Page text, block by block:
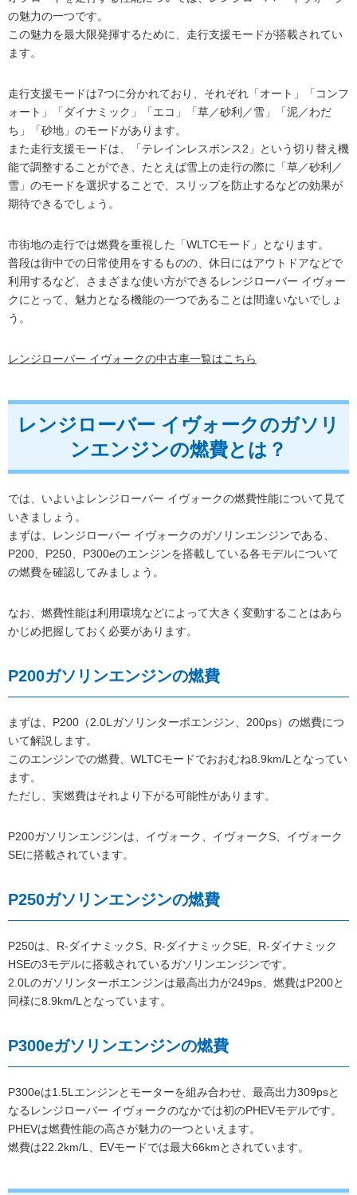
の魅力の一つです。
この魅力を最大限発揮するために、走行支援モードが搭載されてい
ます。
走行支援モードは7つに分かれており、それぞれ「オート」「コンフ
ォート」「ダイナミック」「エコ」「草／砂利／雪」「泥／わだ
ち」「砂地」のモードがあります。
また走行支援モードは、「テレインレスポンス2」という切り替え機
能で調整することができ、たとえば雪上の走行の際に「草／砂利／
雪」のモードを選択することで、スリップを防止するなどの効果が
期待できるでしょう。
市街地の走行では燃費を重視した「WLTCモード」となります。
普段は街中での日常使用をするものの、休日にはアウトドアなどで
利用するなど、さまざまな使い方ができるレンジローバー イヴォー
クにとって、魅力となる機能の一つであることは間違いないでしょ
う。
レンジローバー イヴォークの中古車一覧はこちら
レンジローバー イヴォークのガソリ
ンエンジンの燃費とは？
では、いよいよレンジローバー イヴォークの燃費性能について見て
いきましょう。
まずは、レンジローバー イヴォークのガソリンエンジンである、
P200、P250、P300eのエンジンを搭載している各モデルについて
の燃費を確認してみましょう。
なお、燃費性能は利用環境などによって大きく変動することはあら
かじめ把握しておく必要があります。
P200ガソリンエンジンの燃費
まずは、P200（2.0Lガソリンターボエンジン、200ps）の燃費につ
いて解説します。
このエンジンでの燃費、WLTCモードでおおむね8.9km/Lとなってい
ます。
ただし、実燃費はそれより下がる可能性があります。
P200ガソリンエンジンは、イヴォーク、イヴォークS、イヴォーク
SEに搭載されています。
P250ガソリンエンジンの燃費
P250は、R-ダイナミックS、R-ダイナミックSE、R-ダイナミック
HSEの3モデルに搭載されているガソリンエンジンです。
2.0Lのガソリンターボエンジンは最高出力が249ps、燃費はP200と
同様に8.9km/Lとなっています。
P300eガソリンエンジンの燃費
P300eは1.5Lエンジンとモーターを組み合わせ、最高出力309psと
なるレンジローバー イヴォークのなかでは初のPHEVモデルです。
PHEVは燃費性能の高さが魅力の一つといえます。
燃費は22.2km/L、EVモードでは最大66kmとされています。